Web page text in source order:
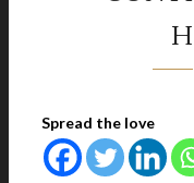
Spread the love